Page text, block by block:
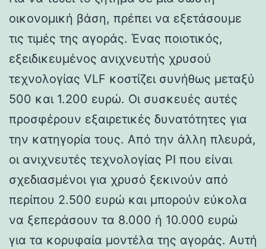
οικονομική βάση, πρέπει να εξετάσουμε
τις τιμές της αγοράς. Ένας ποιοτικός,
εξειδικευμένος ανιχνευτής χρυσού
τεχνολογίας VLF κοστίζει συνήθως μεταξύ
500 και 1.200 ευρώ. Οι συσκευές αυτές
προσφέρουν εξαιρετικές δυνατότητες για
την κατηγορία τους. Από την άλλη πλευρά,
οι ανιχνευτές τεχνολογίας PI που είναι
σχεδιασμένοι για χρυσό ξεκινούν από
περίπου 2.500 ευρώ και μπορούν εύκολα
να ξεπεράσουν τα 8.000 ή 10.000 ευρώ
για τα κορυφαία μοντέλα της αγοράς. Αυτή